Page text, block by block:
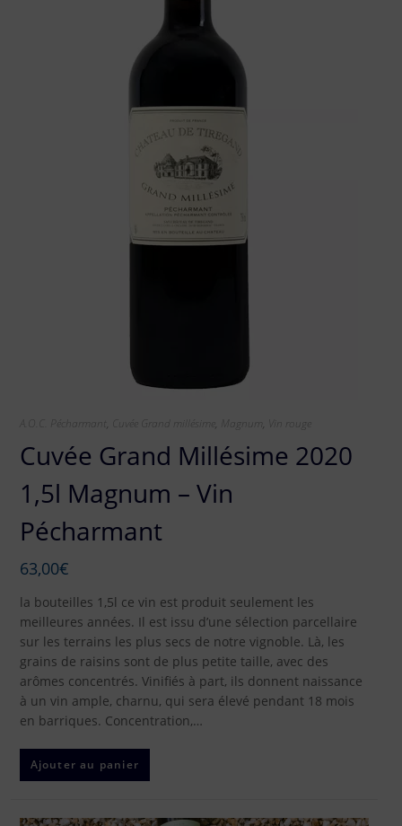
A.O.C. Pécharmant Cuvée Grand millésime Magnum Vin rouge
Cuvée Grand Millésime 2020
1,5l Magnum – Vin
Pécharmant
63,00€
la bouteilles 1,5l ce vin est produit seulement les
meilleures années. Il est issu d’une sélection parcellaire
sur les terrains les plus secs de notre vignoble. Là, les
grains de raisins sont de plus petite taille, avec des
arômes concentrés. Vinifiés à part, ils donnent naissance
à un vin ample, charnu, qui sera élevé pendant 18 mois
en barriques. Concentration,…
Ajouter au panier